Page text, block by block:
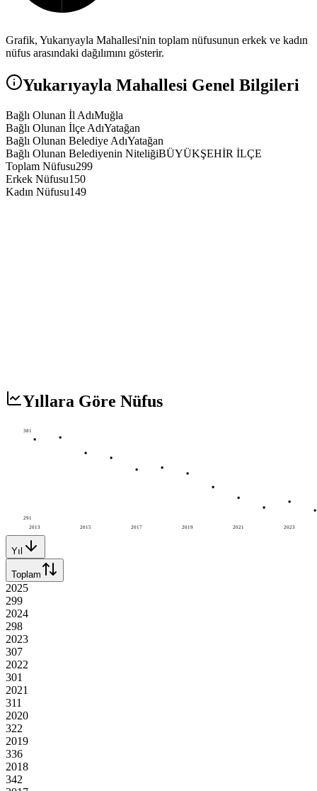
Grafik, Yukarıyayla Mahallesi'nin toplam nüfusunun erkek ve kadın
nüfus arasındaki dağılımını gösterir.
Yukarıyayla Mahallesi Genel Bilgileri
Bağlı Olunan İl AdıMuğla
Bağlı Olunan İlçe AdıYatağan
Bağlı Olunan Belediye AdıYatağan
Bağlı Olunan Belediyenin NiteliğiBÜYÜKŞEHİR İLÇE
Toplam Nüfusu299
Erkek Nüfusu150
Kadın Nüfusu149
Yıllara Göre Nüfus
2013 2015 2017 2019 2021 2023
381
291
Yıl
Toplam
2025
299
2024
298
2023
307
2022
301
2021
311
2020
322
2019
336
2018
342